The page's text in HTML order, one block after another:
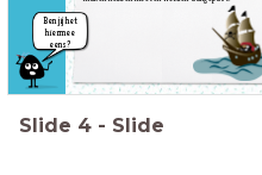
Ben jij het
hiermee
eens?
Slide 4 - Slide